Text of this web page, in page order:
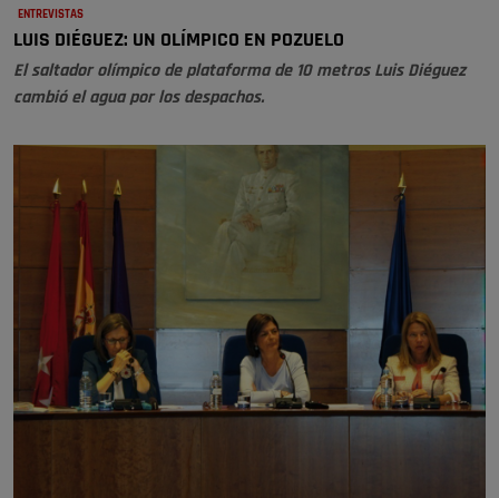
ENTREVISTAS
LUIS DIÉGUEZ: UN OLÍMPICO EN POZUELO
El saltador olímpico de plataforma de 10 metros Luis Diéguez
cambió el agua por los despachos.